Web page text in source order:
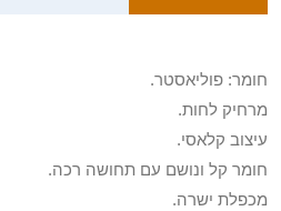
חומר: פוליאסטר.
מרחיק לחות.
עיצוב קלאסי.
חומר קל ונושם עם תחושה רכה.
מכפלת ישרה.